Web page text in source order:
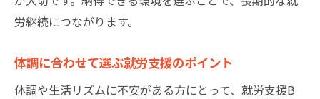
労継続につながります。
体調に合わせて選ぶ就労支援のポイント
体調や生活リズムに不安がある方にとって、就労支援B